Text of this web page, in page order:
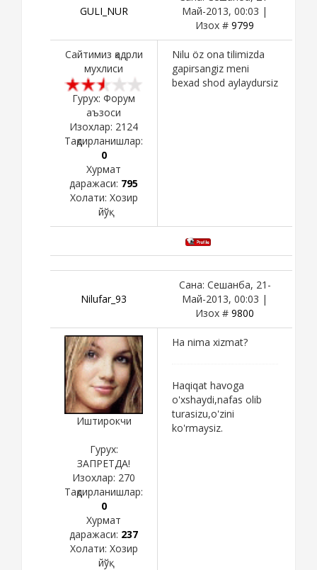
GULI_NUR
Май-2013, 00:03 |
Изох # 9799
Сайтимиз қадрли
мухлиси
Гурух: Форум
аъзоси
Изохлар: 2124
Тақдирланишлар:
0
Хурмат
даражаси: 795
Холати: Хозир
йўқ
Nilu öz ona tilimizda
gapirsangiz meni
bexad shod aylaydursiz
Nilufar_93
Сана: Сешанба, 21-
Май-2013, 00:03 |
Изох # 9800
Иштирокчи
Гурух:
ЗАПРЕТДА!
Изохлар: 270
Тақдирланишлар:
0
Хурмат
даражаси: 237
Холати: Хозир
йўқ
Ha nima xizmat?
Haqiqat havoga
o'xshaydi,nafas olib
turasizu,o'zini
ko'rmaysiz.